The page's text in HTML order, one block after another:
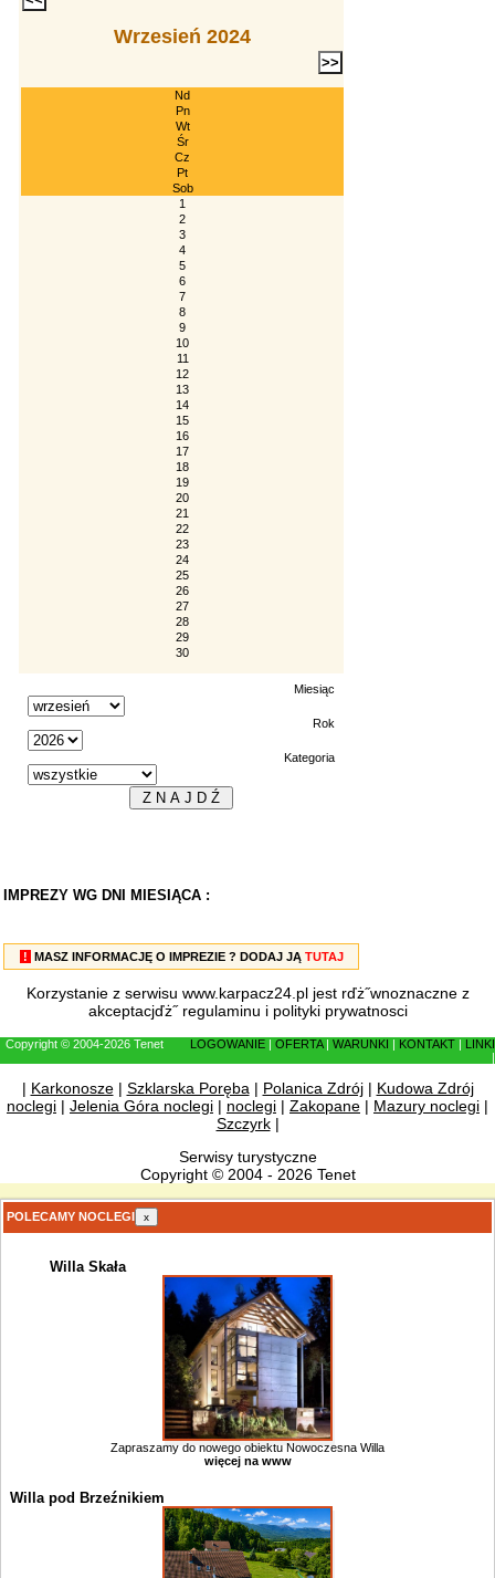
Wrzesień 2024
Nd
Pn
Wt
Śr
Cz
Pt
Sob
1
2
3
4
5
6
7
8
9
10
11
12
13
14
15
16
17
18
19
20
21
22
23
24
25
26
27
28
29
30
Miesiąc
Rok
Kategoria
IMPREZY WG DNI MIESIĄCA :
! MASZ INFORMACJĘ O IMPREZIE ? DODAJ JĄ TUTAJ
Korzystanie z serwisu www.karpacz24.pl jest rďż˝wnoznaczne z
akceptacjďż˝ regulaminu i polityki prywatnosci
Copyright © 2004-2026 Tenet LOGOWANIE OFERTA| WARUNKI KONTAKT
LINKI
| Karkonosze| Szklarska Poręba| Polanica Zdrój| Kudowa Zdrój
noclegi | Jelenia Góra noclegi | noclegi | Zakopane | Mazury noclegi |
Szczyrk|
Serwisy turystyczne
Copyright © 2004 - 2026 Tenet
POLECAMY NOCLEGI x
Willa Skała
Zapraszamy do nowego obiektu Nowoczesna Willa
więcej na www
Willa pod Brzeźnikiem